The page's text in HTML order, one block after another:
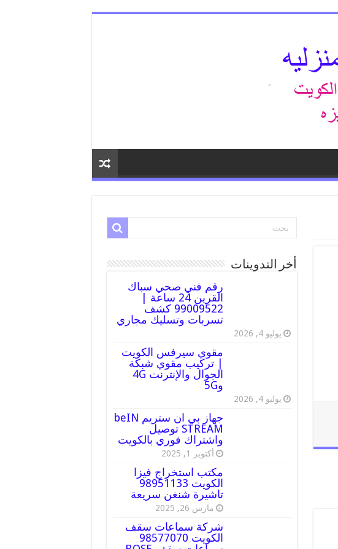
أخر التدوينات
رقم فني صحي سباك
القرين 24 ساعة |
99009522 كشف
تسربات وتسليك مجاري
يوليو 4, 2026
مقوي سيرفس الكويت
| تركيب مقوي شبكة
الجوال والإنترنت 4G
و5G
يوليو 4, 2026
جهاز بي ان ستريم beIN
STREAM توصيل
واشتراك فوري بالكويت
أكتوبر 1, 2025
مكتب استخراج فيزا
الكويت 98951133
تاشيرة شنغن سريعة
مارس 26, 2025
شركة سماعات سقف
الكويت 98577070